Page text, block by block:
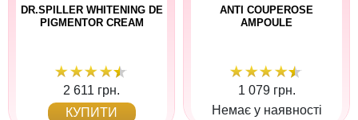
DR.SPILLER WHITENING DE
PIGMENTOR CREAM
2 611 грн.
КУПИТИ
ANTI COUPEROSE
AMPOULE
1 079 грн.
Немає у наявності